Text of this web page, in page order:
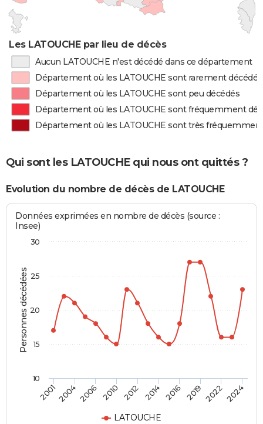
Les LATOUCHE par lieu de décès
Aucun LATOUCHE n'est décédé dans ce département
Département où les LATOUCHE sont rarement décédés
Département où les LATOUCHE sont peu décédés
Département où les LATOUCHE sont fréquemment
Département où les LATOUCHE sont très
Qui sont les LATOUCHE qui nous ont quittés ?
Evolution du nombre de décès de LATOUCHE
Personnes décédées
Données exprimées en nombre de décès (source :
Insee)
LATOUCHE
200120042006 2010 2012 2014 2016 2019 20222024
10
15
20
25
30